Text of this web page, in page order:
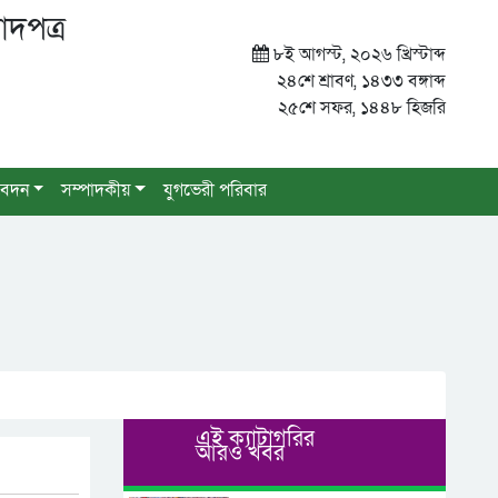
৮ই আগস্ট, ২০২৬ খ্রিস্টাব্দ
২৪শে শ্রাবণ, ১৪৩৩ বঙ্গাব্দ
২৫শে সফর, ১৪৪৮ হিজরি
সম্পাদকীয় যুগভেরী পরিবার
এই ক্যাটাগরির
আরও খবর